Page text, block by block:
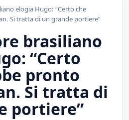
elogia Hugo: “Certo che
Si tratta di un grande portiere”
brasiliano
“Certo
pronto
Si tratta di
portiere”